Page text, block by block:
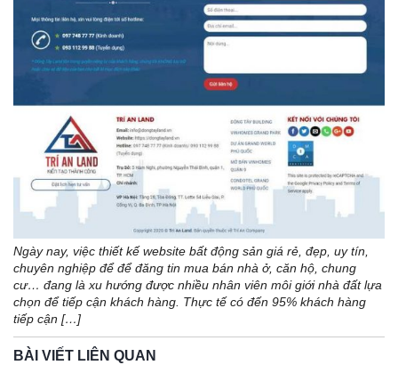
Ngày nay, việc thiết kế website bất động sản giá rẻ, đẹp, uy tín,
chuyên nghiệp để để đăng tin mua bán nhà ở, căn hộ, chung
cư… đang là xu hướng được nhiều nhân viên môi giới nhà đất lựa
chọn để tiếp cận khách hàng. Thực tế có đến 95% khách hàng
tiếp cận […]
BÀI VIẾT LIÊN QUAN